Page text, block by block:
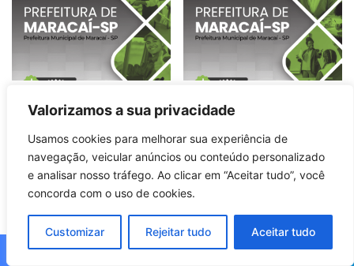
Valorizamos a sua privacidade
Usamos cookies para melhorar sua experiência de
navegação, veicular anúncios ou conteúdo personalizado
e analisar nosso tráfego. Ao clicar em “Aceitar tudo”, você
concorda com o uso de cookies.
Customizar Rejeitar tudo Aceitar tudo
para Vigilantes – Maracaí
de Oficinas: Maracaí SP –